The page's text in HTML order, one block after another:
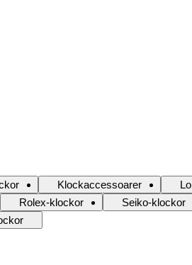
Klockaccessoarer
Rolex-klockor Seiko-klockor